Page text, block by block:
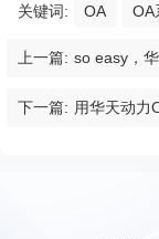
关键词: OA OA
上一篇: so easy，
下一篇: 用华天动力